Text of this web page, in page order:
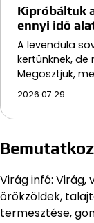
Kipróbáltuk
ennyi idő
A levendula
kertünknek,
Megosztjuk,
2026.07.29.
Virág infó: Virág,
örökzöldek,
termesztése,